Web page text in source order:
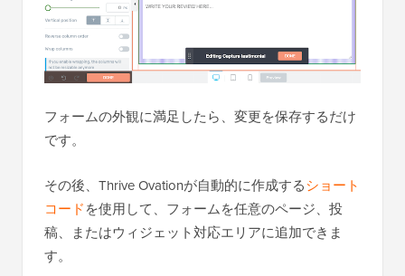
フォームの外観に満足したら、変更を保存するだけ
です。
その後、Thrive Ovationが自動的に作成するショート
コードを使用して、フォームを任意のページ、投
稿、またはウィジェット対応エリアに追加できま
す。